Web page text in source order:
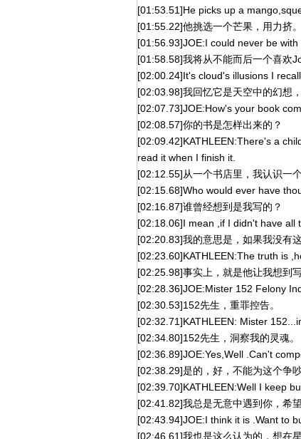
[01:53.51]He picks up a
[01:55.22]他挑选一个芒果，用力挤。
[01:56.93]JOE:I could never be
[01:58.58]我将从不能而后一个喜欢
[02:00.24]It's cloud's illusions I
[02:03.98]我回忆它是天空中的幻想
[02:07.73]JOE:How's your book
[02:08.57]你的书是怎样出来的？
[02:09.42]KATHLEEN:There's a
read it when I finish it.
[02:12.55]从一个书店里，我认识一
[02:15.68]Who would ever have
[02:16.87]谁曾经想到是我写的？
[02:18.06]I mean ,if I didn't have all
[02:20.83]我的意思是，如果我没有
[02:23.60]KATHLEEN:The truth is
[02:25.98]事实上，就是他让我想到写
[02:28.36]JOE:Mister 152 Felony
[02:30.53]152先生，重罪控告。
[02:32.71]KATHLEEN: Mister
[02:34.80]152先生，洞察我的灵魂。
[02:36.89]JOE:Yes,Well .Can't
[02:38.29]是的，好，不能为这个争吵
[02:39.70]KATHLEEN:Well I keep
[02:41.82]我总是无意中遇到你，希
[02:43.94]JOE:I think it is .Want to
[02:46.61]我也是这么认为的，想在